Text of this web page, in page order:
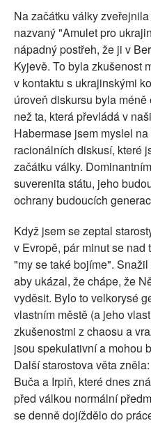
Na začátku války
nazvaný "Amulet pro
nápadný postřeh, že ji v
Kyjevě. To byla zkušenost
v kontaktu s ukrajinskými
úroveň diskursu byla
než ta, která převládá v
Habermase jsem myslel
racionálních diskusí, které
začátku války.
suverenita státu, jeho
ochrany budoucích
Když jsem se zeptal
v Evropě, pár minut se
"my se také bojíme".
aby ukázal, že chápe, že
vyděsit. Bylo to velkorysé
vlastním městě (a jeho
zkušenostmi z chaosu a
jsou spekulativní a mohou
Další starostova věta
Buča a Irpiň, které dnes
před válkou normální
se denně dojíždělo do